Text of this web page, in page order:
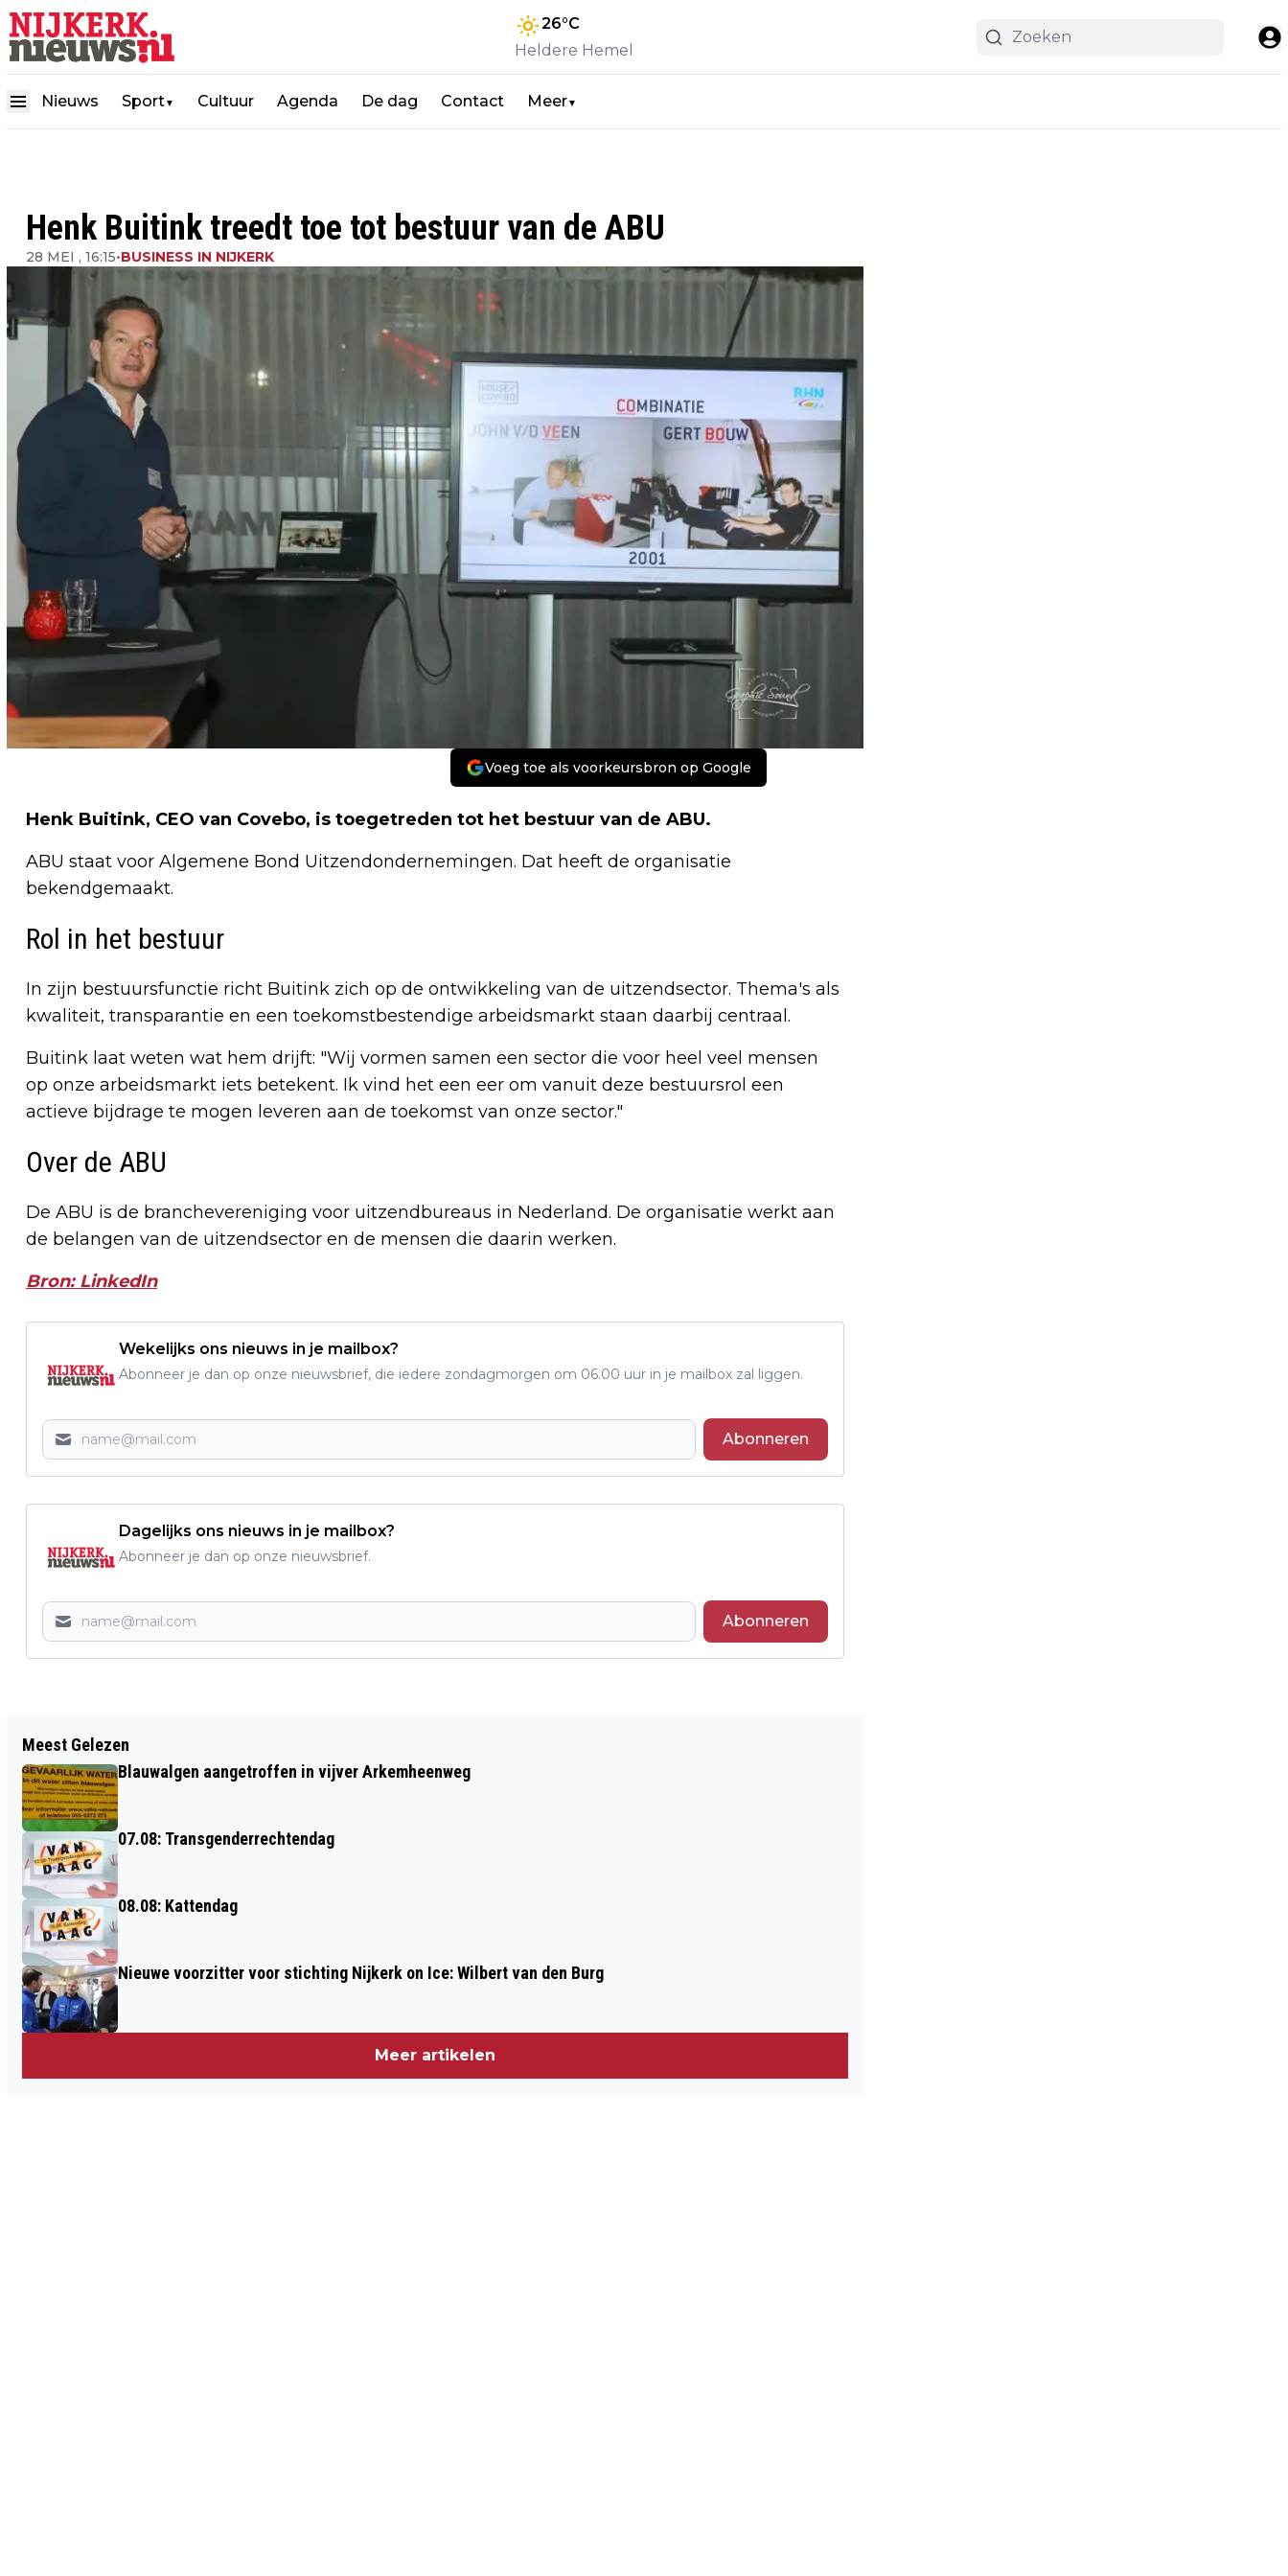
26°C
Heldere Hemel
Nieuws Sport▼ Cultuur Agenda De dag Contact Meer▼
Henk Buitink treedt toe tot bestuur van de ABU
28 MEI , 16:15•BUSINESS IN NIJKERK
Voeg toe als voorkeursbron op Google
Henk Buitink, CEO van Covebo, is toegetreden tot het bestuur van de ABU.
ABU staat voor Algemene Bond Uitzendondernemingen. Dat heeft de organisatie
bekendgemaakt.
Rol in het bestuur
In zijn bestuursfunctie richt Buitink zich op de ontwikkeling van de uitzendsector. Thema's als
kwaliteit, transparantie en een toekomstbestendige arbeidsmarkt staan daarbij centraal.
Buitink laat weten wat hem drijft: "Wij vormen samen een sector die voor heel veel mensen
op onze arbeidsmarkt iets betekent. Ik vind het een eer om vanuit deze bestuursrol een
actieve bijdrage te mogen leveren aan de toekomst van onze sector."
Over de ABU
De ABU is de branchevereniging voor uitzendbureaus in Nederland. De organisatie werkt aan
de belangen van de uitzendsector en de mensen die daarin werken.
Bron: LinkedIn
Wekelijks ons nieuws in je mailbox?
Abonneer je dan op onze nieuwsbrief, die iedere zondagmorgen om 06.00 uur in je mailbox zal liggen.
Abonneren
Dagelijks ons nieuws in je mailbox?
Abonneer je dan op onze nieuwsbrief.
Abonneren
SPEELPLEK KRIJGT NIEUW JASJE
FRATSEN
Meest Gelezen
Blauwalgen aangetroffen in vijver Arkemheenweg
07.08: Transgenderrechtendag
08.08: Kattendag
Nieuwe voorzitter voor stichting Nijkerk on Ice: Wilbert van den Burg
Meer artikelen